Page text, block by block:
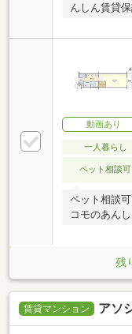
んしん賃貸
動画あり
一人暮らし
ペット相談可
ペット相談
コモのあん
残
賃貸マンション アソ